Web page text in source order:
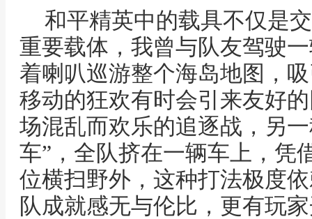
和平精英中的载具不仅是
重要载体，我曾与队友驾驶
着喇叭巡游整个海岛地图，
移动的狂欢有时会引来友好
场混乱而欢乐的追逐战，另
车”，全队挤在一辆车上，凭
位横扫野外，这种打法极度
队成就感无与伦比，更有玩